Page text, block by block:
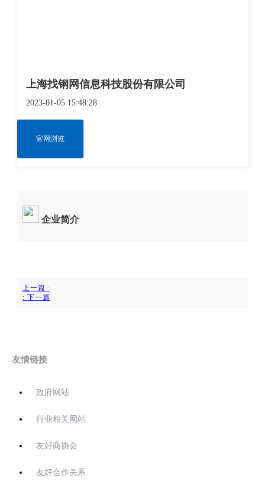
上海找钢网信息科技股份有限公司
2023-01-05 15:48:28
官网浏览
企业简介
上一篇 :
: 下一篇
友情链接
政府网站
行业相关网站
友好商协会
友好合作关系